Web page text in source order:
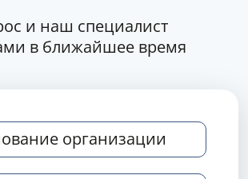
и наш специалист
в ближайшее время